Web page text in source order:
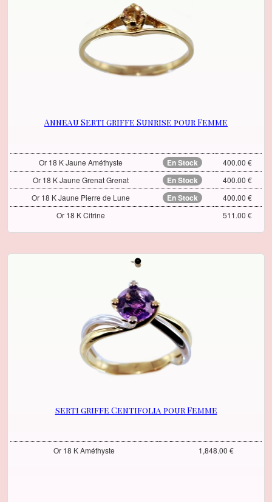
Anneau Serti griffe Sunrise pour Femme
Or 18 K Jaune Améthyste En Stock
400.00 €
Or 18 K Jaune Grenat Grenat
En Stock
400.00 €
Or 18 K Jaune Pierre de Lune
En Stock
400.00 €
Or 18 K Citrine
511.00 €
serti griffe Centifolia pour Femme
Or 18 K Améthyste 1,848.00 €